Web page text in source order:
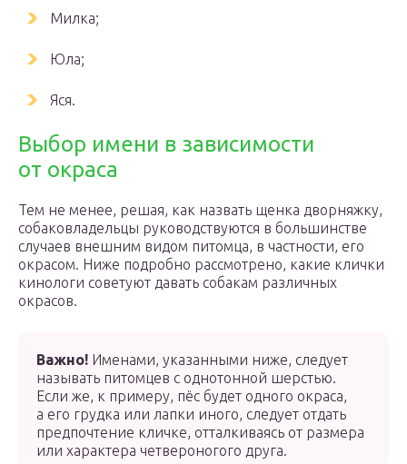
Милка;
Юла;
Яся.
Выбор имени в зависимости
от окраса
Тем не менее, решая, как назвать щенка дворняжку,
собаковладельцы руководствуются в большинстве
случаев внешним видом питомца, в частности, его
окрасом. Ниже подробно рассмотрено, какие клички
кинологи советуют давать собакам различных
окрасов.
Важно! Именами, указанными ниже, следует
называть питомцев с однотонной шерстью.
Если же, к примеру, пёс будет одного окраса,
а его грудка или лапки иного, следует отдать
предпочтение кличке, отталкиваясь от размера
или характера четвероногого друга.